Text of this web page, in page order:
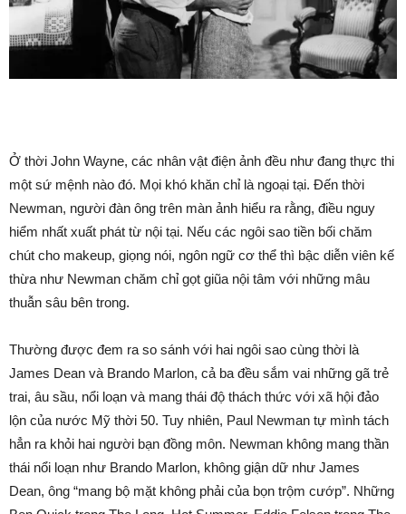
Ở thời John Wayne, các nhân vật điện ảnh đều như đang thực thi
một sứ mệnh nào đó. Mọi khó khăn chỉ là ngoại tại. Đến thời
Newman, người đàn ông trên màn ảnh hiểu ra rằng, điều nguy
hiểm nhất xuất phát từ nội tại. Nếu các ngôi sao tiền bối chăm
chút cho makeup, giọng nói, ngôn ngữ cơ thể thì bậc diễn viên kế
thừa như Newman chăm chỉ gọt giũa nội tâm với những mâu
thuẫn sâu bên trong.
Thường được đem ra so sánh với hai ngôi sao cùng thời là
James Dean và Brando Marlon, cả ba đều sắm vai những gã trẻ
trai, âu sầu, nổi loạn và mang thái độ thách thức với xã hội đảo
lộn của nước Mỹ thời 50. Tuy nhiên, Paul Newman tự mình tách
hẳn ra khỏi hai người bạn đồng môn. Newman không mang thần
thái nổi loạn như Brando Marlon, không giận dữ như James
Dean, ông “mang bộ mặt không phải của bọn trộm cướp”. Những